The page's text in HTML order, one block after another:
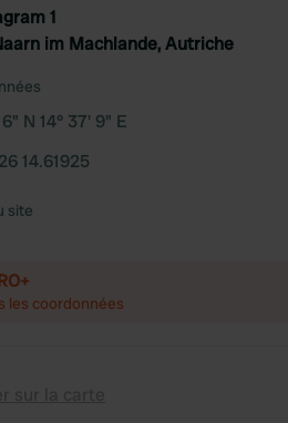
1
im Machlande, Autriche
N 14° 37' 9" E
14.61925
site
les coordonnées